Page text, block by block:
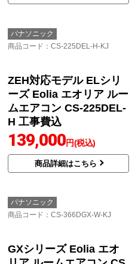
パナソニック
商品コード ：CS-225DEL-H-KJ
ーズ Eolia エオリア ルー
ムエアコン CS-225DEL-
139,000 円(税込)